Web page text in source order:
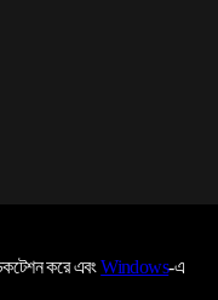
করে এবংWindows-এ